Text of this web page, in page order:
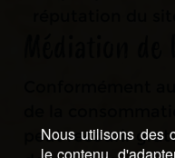
peut recourir
Nous utilisons des